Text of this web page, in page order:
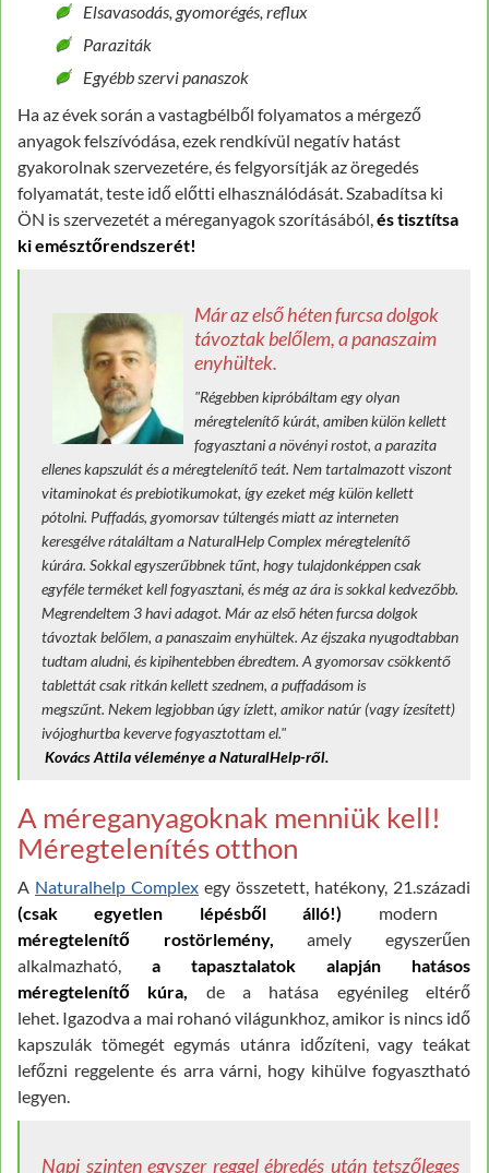
Elsavasodás, gyomorégés, reflux
Paraziták
Egyébb szervi panaszok
Ha az évek során a vastagbélből folyamatos a mérgező
anyagok felszívódása, ezek rendkívül negatív hatást
gyakorolnak szervezetére, és felgyorsítják az öregedés
folyamatát, teste idő előtti elhasználódását. Szabadítsa ki
ÖN is szervezetét a méreganyagok szorításából,és tisztítsa
ki emésztőrendszerét!
Már az első héten furcsa dolgok
távoztak belőlem, a panaszaim
enyhültek.
"Régebben kipróbáltam egy olyan
méregtelenítő kúrát, amiben külön kellett
fogyasztani a növényi rostot, a parazita
ellenes kapszulát és a méregtelenítő teát. Nem tartalmazott viszont
vitaminokat és prebiotikumokat, így ezeket még külön kellett
pótolni. Puffadás, gyomorsav túltengés miatt az interneten
keresgélve rátaláltam a NaturalHelp Complex méregtelenítő
kúrára. Sokkal egyszerűbbnek tűnt, hogy tulajdonképpen csak
egyféle terméket kell fogyasztani, és még az ára is sokkal kedvezőbb.
Megrendeltem 3 havi adagot. Már az első héten furcsa dolgok
távoztak belőlem, a panaszaim enyhültek. Az éjszaka nyugodtabban
tudtam aludni, és kipihentebben ébredtem. A gyomorsav csökkentő
tablettát csak ritkán kellett szednem, a puffadásom is
megszűnt. Nekem legjobban úgy ízlett, amikor natúr (vagy ízesített)
ivójoghurtba keverve fogyasztottam el."
Kovács Attila véleménye a NaturalHelp-ről.
A méreganyagoknak menniük kell!
Méregtelenítés otthon
A Naturalhelp Complex egy összetett, hatékony, 21.századi
(csak egyetlen lépésből álló!) modern
méregtelenítő rostörlemény, amely egyszerűen
alkalmazható, a tapasztalatok alapján hatásos
méregtelenítő kúra, de a hatása egyénileg eltérő
lehet. Igazodva a mai rohanó világunkhoz, amikor is nincs idő
kapszulák tömegét egymás utánra időzíteni, vagy teákat
lefőzni reggelente és arra várni, hogy kihülve fogyasztható
legyen.
Napi szinten egyszer reggel ébredés után tetszőleges